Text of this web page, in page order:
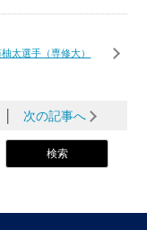
太選手（専修大）
次の記事へ